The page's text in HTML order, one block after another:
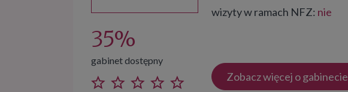
35%
gabinet dostępny
wizyty w ramach NFZ: nie
Zobacz więcej o gabinecie